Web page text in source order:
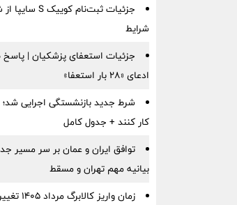
شرایط
جزئیات استعفای پزشکیان |
ادعای «۲۸ بار استعفا»
کار کنند + جدول کامل
توافق ایران و عمان بر سر مسیر
بیانیه مهم تهران و مسقط
زمان